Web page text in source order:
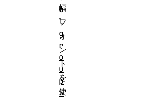
幅
フ
ォ
ン
ト
を
使
o
l
g
r
o
u
p
>